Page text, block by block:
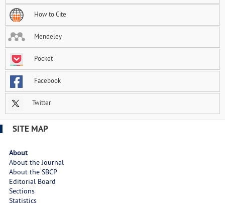
How to Cite
Mendeley
Pocket
Facebook
Twitter
SITE MAP
About
About the Journal
About the SBCP
Editorial Board
Sections
Statistics